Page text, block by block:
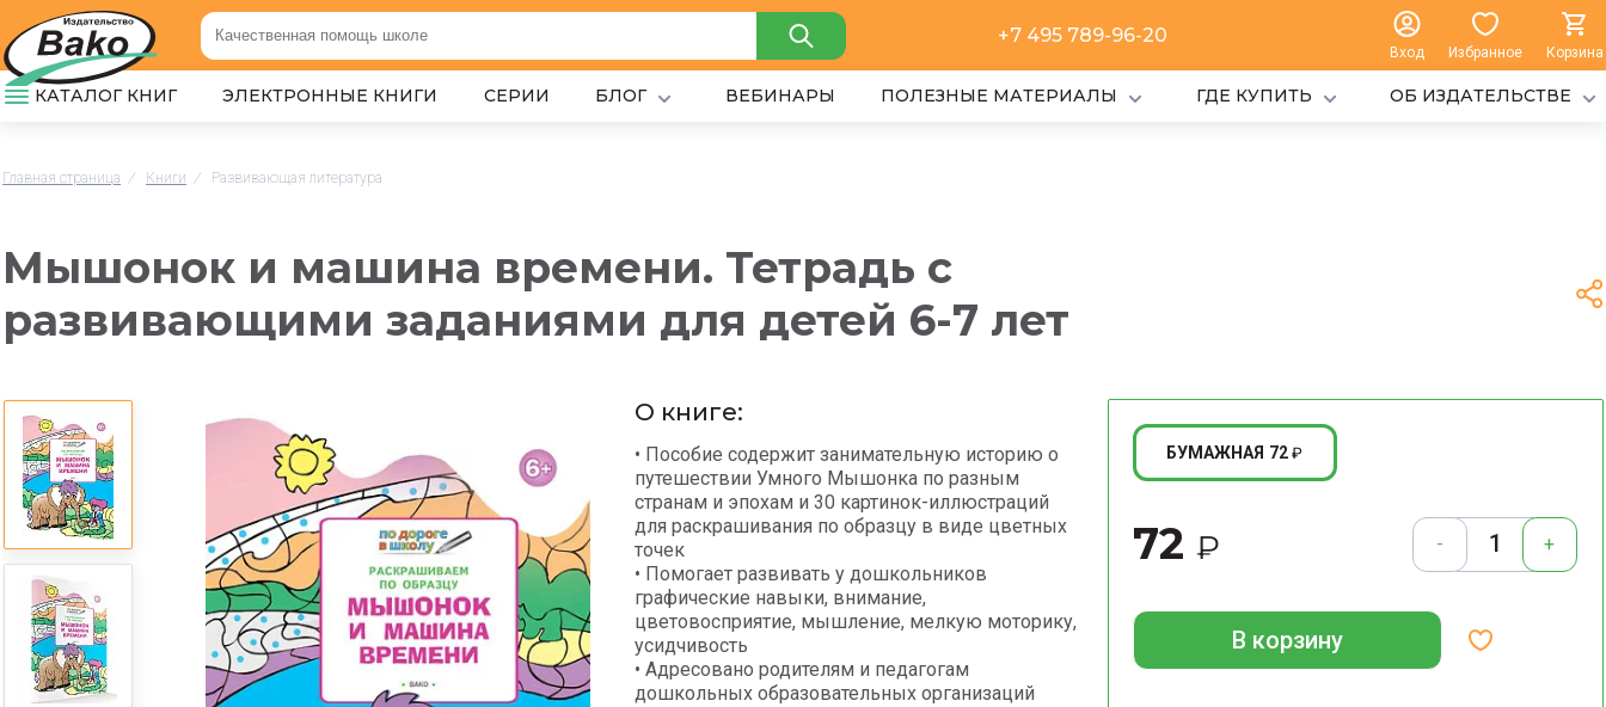
+7 495 789-96-20
Вход Избранное Корзина
КАТАЛОГ КНИГ ЭЛЕКТРОННЫЕ КНИГИ СЕРИИ БЛОГ ВЕБИНАРЫ ПОЛЕЗНЫЕ МАТЕРИАЛЫ ГДЕ КУПИТЬ ОБ ИЗДАТЕЛЬСТВЕ
Главная страница / Книги / Развивающая литература
Мышонок и машина времени. Тетрадь с
развивающими заданиями для детей 6-7 лет
О книге:
• Пособие содержит занимательную историю о
путешествии Умного Мышонка по разным
странам и эпохам и 30 картинок-иллюстраций
для раскрашивания по образцу в виде цветных
точек
• Помогает развивать у дошкольников
графические навыки, внимание,
цветовосприятие, мышление, мелкую моторику,
усидчивость
• Адресовано родителям и педагогам
дошкольных образовательных организаций
БУМАЖНАЯ 72₽
72 ₽ - +
В корзину